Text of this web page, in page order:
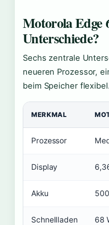
Motorola Edge
Unterschiede?
Sechs zentrale
neueren Prozessor,
beim Speicher flexibel.
MERKMAL
Prozessor
Display
Akku
Schnellladen 68